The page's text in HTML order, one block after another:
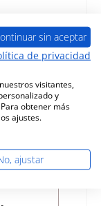
a la
sin aceptar
de privacidad
visitantes,
y
obtener más
ajustes.
ajustar